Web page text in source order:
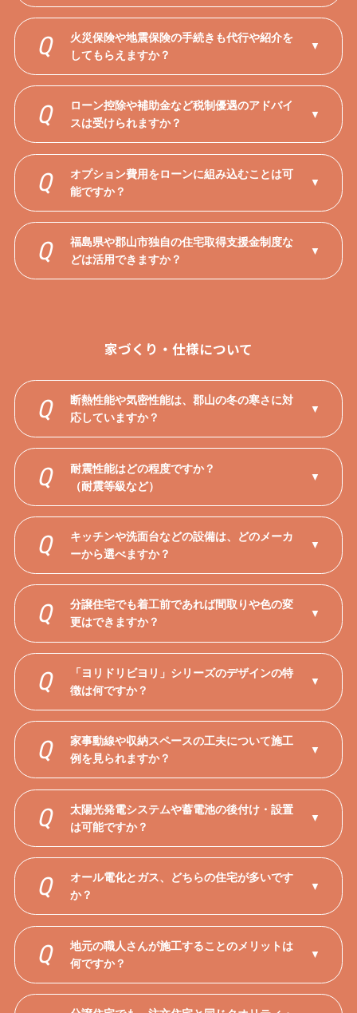
Q
火災保険や地震保険の手続きも代行や紹介を
してもらえますか？
▼
Q
ローン控除や補助金など税制優遇のアドバイ
スは受けられますか？
▼
Q
オプション費用をローンに組み込むことは可
能ですか？
▼
Q
福島県や郡山市独自の住宅取得支援金制度な
どは活用できますか？
▼
家づくり・仕様について
Q
断熱性能や気密性能は、郡山の冬の寒さに対
応していますか？
▼
Q
耐震性能はどの程度ですか？
（耐震等級など）
▼
Q
キッチンや洗面台などの設備は、どのメーカ
ーから選べますか？
▼
Q
分譲住宅でも着工前であれば間取りや色の変
更はできますか？
▼
Q
「ヨリドリビヨリ」シリーズのデザインの特
徴は何ですか？
▼
Q
家事動線や収納スペースの工夫について施工
例を見られますか？
▼
Q
太陽光発電システムや蓄電池の後付け・設置
は可能ですか？
▼
Q
オール電化とガス、どちらの住宅が多いです
か？
▼
Q
地元の職人さんが施工することのメリットは
何ですか？
▼